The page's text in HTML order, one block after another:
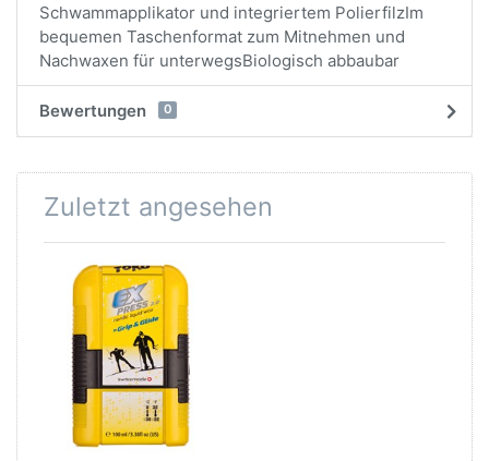
Schwammapplikator und integriertem PolierfilzIm
bequemen Taschenformat zum Mitnehmen und
Nachwaxen für unterwegsBiologisch abbaubar
Bewertungen 0
Zuletzt angesehen